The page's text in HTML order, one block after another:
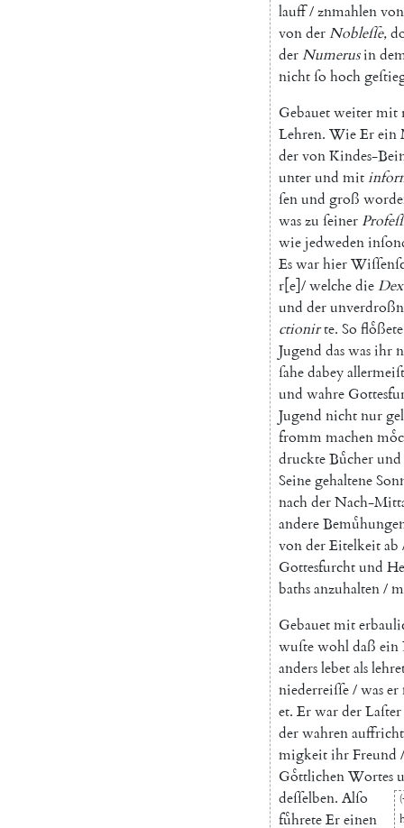
lauff/znmahlenvon
vonderNobleſſe,
derNumerusin
nichtſo hoch
Gebauetweitermit
Lehren. WieErein
dervonKindes-
unterund mit
ſenund groß
waszu ſeiner
wiejedweden
Eswarhier
r e /welchedie
und der
ctionirte. So floͤßete
Jugend daswasihr
ſahedabeyallermeiſt
und wahre
Jugend nichtnur
frommmachen
druckteBuͤcherund
Seinegehaltene
nachderNach-
andere
vonderEitelkeitab
Gottesfurchtund
bathsanzuhalten/
Gebauetmit
wuſtewohldaß ein
anderslebetals
niederreiſſe/waser
et. ErwarderLaſter
derwahren
migkeitihrFreund /
GoͤttlichenWortes
deſſelben. Alſo
fuͤhreteEreinen